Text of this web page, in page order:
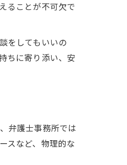
ることが不可欠で
をしてもいいの
ちに寄り添い、安
弁護士事務所では
スなど、物理的な